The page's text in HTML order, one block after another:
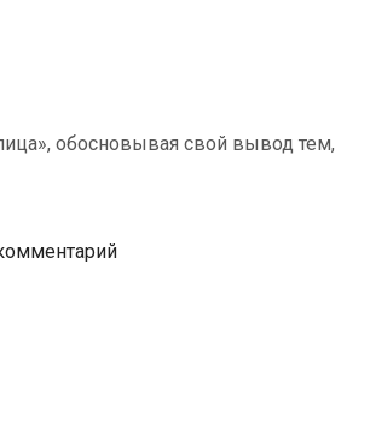
обосновывая свой вывод тем,